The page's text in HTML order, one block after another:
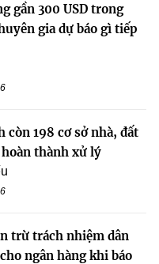
gần 300 USD trong
gia dự báo gì tiếp
còn 198 cơ sở nhà, đất
thành xử lý
trừ trách nhiệm dân
ngân hàng khi báo